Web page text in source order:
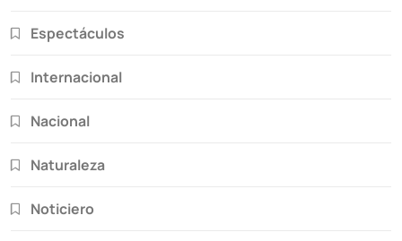
Espectáculos
Internacional
Nacional
Naturaleza
Noticiero